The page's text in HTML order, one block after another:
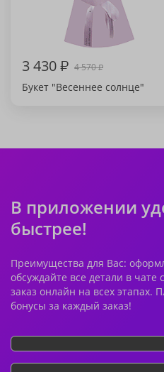
3 430₽ 4 570₽
Букет "Весеннее солнце"
В приложении
быстрее!
Преимущества для Вас:
обсуждайте все детали в
заказ онлайн на всех этапах.
бонусы за каждый заказ!